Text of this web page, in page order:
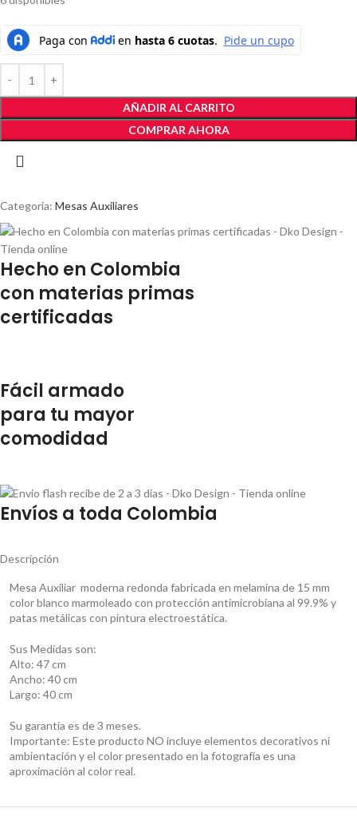
AÑADIR AL CARRITO
COMPRAR AHORA
Categoría: Mesas Auxiliares
Hecho en Colombia
con materias primas
certificadas
Fácil armado
para tu mayor
comodidad
Envíos a toda Colombia
Descripción
Mesa Auxiliar moderna redonda fabricada en melamina de 15 mm
color blanco marmoleado con protección antimicrobiana al 99.9% y
patas metálicas con pintura electroestática.
Sus Medidas son:
Alto: 47 cm
Ancho: 40 cm
Largo: 40 cm
Su garantía es de 3 meses.
Importante: Este producto NO incluye elementos decorativos ni
ambientación y el color presentado en la fotografía es una
aproximación al color real.